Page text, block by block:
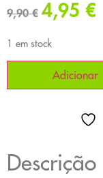
9,90€ 4,95 €
1 em stock
Adicionar
Descrição